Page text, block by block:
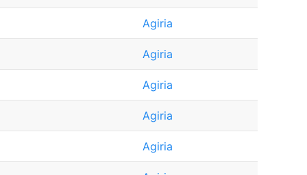
Agiria
Agiria
Agiria
Agiria
Agiria